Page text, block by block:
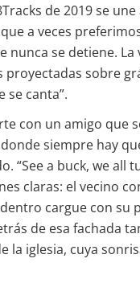
de 2019 se
a veces
se detiene. La
proyectadas sobre
se canta”.
con un amigo que
siempre hay
“See a buck, we all
claras: el vecino
cargue con su
de esa fachada
la iglesia, cuya